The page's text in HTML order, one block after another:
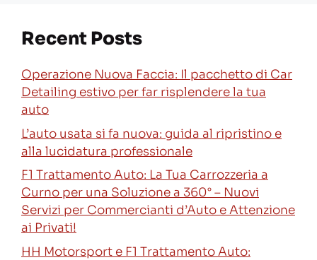
Recent Posts
Operazione Nuova Faccia: Il pacchetto di Car
Detailing estivo per far risplendere la tua
auto
L’auto usata si fa nuova: guida al ripristino e
alla lucidatura professionale
F1 Trattamento Auto: La Tua Carrozzeria a
Curno per una Soluzione a 360° – Nuovi
Servizi per Commercianti d’Auto e Attenzione
ai Privati!
HH Motorsport e F1 Trattamento Auto: